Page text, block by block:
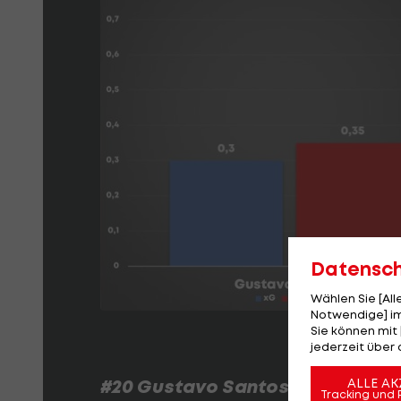
#20 Gustavo Santos (Altach)
Wählen Sie
Notwendige]
Sie können
jederzeit über
ALLE
Tracking und